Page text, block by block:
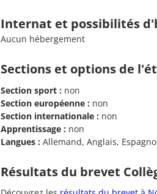
Internat et possibilités
Aucun hébergement
Sections et options de
Section sport : non
Section européenne : non
Section internationale : non
Apprentissage : non
Langues : Allemand, Anglais,
Résultats du brevet